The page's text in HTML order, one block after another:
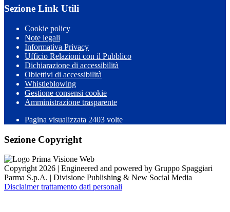
Sezione Link Utili
Cookie policy
Note legali
Informativa Privacy
Ufficio Relazioni con il Pubblico
Dichiarazione di accessibilità
Obiettivi di accessibilità
Whistleblowing
Gestione consensi cookie
Amministrazione trasparente
Pagina visualizzata 2403 volte
Sezione Copyright
Copyright 2026 | Engineered and powered by Gruppo Spaggiari
Parma S.p.A. | Divisione Publishing & New Social Media
Disclaimer trattamento dati personali